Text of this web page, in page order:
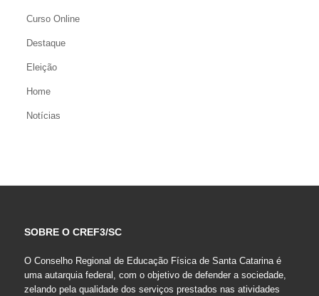
Curso Online
Destaque
Eleição
Home
Notícias
SOBRE O CREF3/SC
O Conselho Regional de Educação Física de Santa Catarina é
uma autarquia federal, com o objetivo de defender a sociedade,
zelando pela qualidade dos serviços prestados nas atividades